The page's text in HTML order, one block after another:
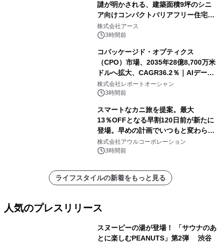
謎が明かされる、建築面積9坪のシニ
ア向けコンパクトバリアフリー住宅が
誕生
株式会社アース
3時間前
コパッケージド・オプティクス
（CPO）市場、2035年28億8,700万米
ドルへ拡大、CAGR36.2％｜AIデータ
センター・高速光通信需要が成長を加
速
株式会社レポートオーシャン
3時間前
スマートなカニ旅を提案。最大
13％OFFとなる早割120日前が新たに
登場。早めの計画でいつもと変わらぬ
大人の冬旅を。ー夕日ヶ浦温泉「佳松
苑 別邸ふうか」ー
株式会社アウルコーポレーション
3時間前
ライフスタイルの新着をもっと見る
人気のプレスリリース
スヌーピーの湯が登場！ 「サウナのあ
とに楽しむPEANUTS」第2弾 渋谷